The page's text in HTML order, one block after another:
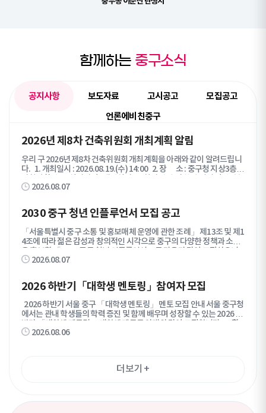
함께하는 중구소식
공지사항 보도자료 고시공고
모집공고
언론에비친중구
공
사
항
탭
텐
츠
목
록
2026년 제8차 건축위원회 개최계획 알림
우리 구 2026년 제8차 건축위원회 개최계획을 아래와 같이 알려드립니
다. 1. 개최일시 : 2026.08.19.(수) 14:00 2. 장 소 : 중구청 지상3층
임 참조 심의를 신청한 관계자께서는 심의당일 시간에 맞춰 참석해 주시
축위원회 참여 위원 명단 1부. 끝.
2026.08.07
2030 중구 청년 인플루언서 모집 공고
「서울특별시 중구 소통 및 홍보매체 운영에 관한 조례」 제13조 및 제1
4조에 따라 젊은 감성과 창의적인 시각으로 중구의 다양한 정책과 소식
을 홍보할 「2030 중구 청년 인플루언서」를 다음과 같이 모집하오니
많은 관심과 참여 바랍니다. 2026. 7. 31. 서울특별시 중구청장 1. 모
틱톡, 네이버 블로그, 네이버 클립 등 SNS 콘텐츠 제작 3. 모집인원 : 30
명 내외 4. 모집대상 가. 만 19세 이상 만 39세 이하인 사람 나. 중구에 관
심이 많고 월 1회 이상 콘텐츠 제작·게시가 가능한 사람 다. 발대식 및 주
요 행사 참석이 가능한 사람 라. 본인 명의의 SNS 계정을 활발하게 운영
중인 사람 마. 우대사항 - 중구민 / 중구 소재 대학(원)생 / 중구 소재 직장
인 또는 사업체 종사자 - 팔로워？구독자 수 1천명 이상 / 게시물 조회수
평균 1만회 이상 - 특정 분야를 주제로 SNS 콘텐츠를 지속적으로 운영
vMsy) - 지원서 작성하여 이메일(psj0105@junggu.seoul.kr) 제출
7. 제출서류 : 지원서, 개인정보 수집·이용·제공 동의서 8. 선정방법 : 지
이지 게시) ※ 문의 : 중구청 홍보담당관 홍보팀(☎02-3396-4963)
2026.08.07
2026 하반기「대학생 멘토링」참여자 모집
2026 하반기 서울 중구 「대학생 멘토링」 멘토 모집 안내 서울 중구청
에서는 관내 학생들의 학력 증진 및 함께 배우며 성장할 수 있는 2026 하
반기 「대학생 멘토링」 대학생 멘토를 아래와 같이 모집합니다. ■ 활
동안내 ○ 모집기간 : ~ 2026. 9. 1. (화) ○ 활동기간 : 2026. 9월 ~ 12월
회(1시간 이상) 총 30시간 이상 활동, 회차별 활동일지 작성 ○ 지도과목 :
국어·영어·수학·과학·사회·역사 ※그룹 매칭 후 멘토-멘티 협의하여 과
안 책임감을 갖고 끝까지 참여할 수 있는 자 ■ 지원내용 ○ 멘토링 필요경
2026.08.06
더보기 +